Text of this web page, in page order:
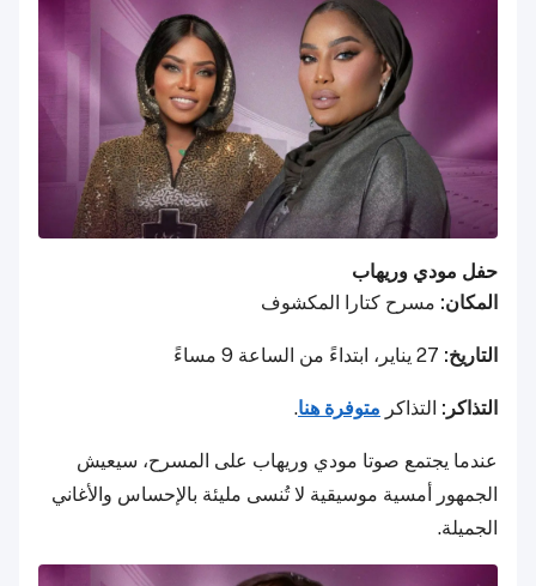
حفل مودي وريهاب
المكان: مسرح كتارا المكشوف
التاريخ:
التذاكر: التذاكر متوفرة هنا.
عندما يجتمع صوتا مودي وريهاب على المسرح، سيعيش
الجمهور أمسية موسيقية لا تُنسى مليئة بالإحساس والأغاني
الجميلة.